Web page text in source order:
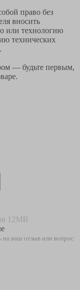
право без
вносить
или технологию
технических
— будьте первым,
12MB
ваш отзыв или вопрос